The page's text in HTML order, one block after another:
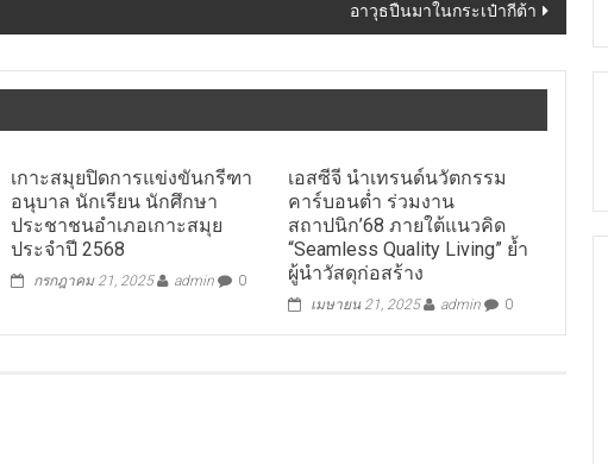
อาวุธปืนมาในกระเป๋ากีต้า
เกาะสมุยปิดการแข่งขันกรีฑา
อนุบาล นักเรียน นักศึกษา
ประชาชนอำเภอเกาะสมุย
ประจำปี 2568
กรกฎาคม 21, 2025 admin 0
เอสซีจี นำเทรนด์นวัตกรรม
คาร์บอนต่ำ ร่วมงาน
สถาปนิก’68 ภายใต้แนวคิด
“Seamless Quality Living” ย้ำ
ผู้นำวัสดุก่อสร้าง
เมษายน 21, 2025 admin 0